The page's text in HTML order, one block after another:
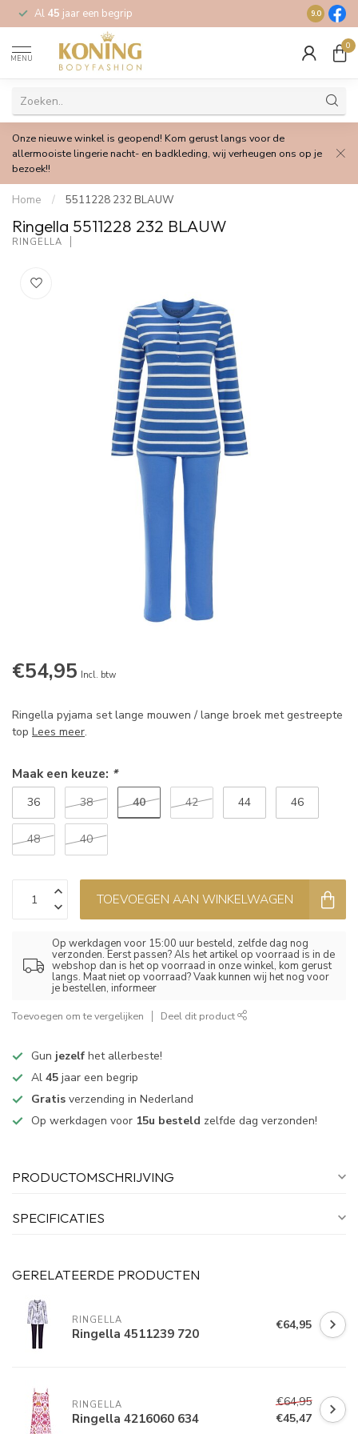
Al 45 jaar een begrip Gratis
9.0
MENU
0
Onze nieuwe winkel is geopend! Kom gerust langs voor de
allermooiste lingerie nacht- en badkleding, wij verheugen ons op je
bezoek!!
Home / 5511228 232 BLAUW
Ringella 5511228 232 BLAUW
RINGELLA
€54,95 Incl. btw
Ringella pyjama set lange mouwen / lange broek met gestreepte
top Lees meer.
Maak een keuze: *
36 38 40 42 44 46
48 40
TOEVOEGEN AAN WINKELWAGEN
Op werkdagen voor 15:00 uur besteld, zelfde dag nog
verzonden. Eerst passen? Als het artikel op voorraad is in de
webshop dan is het op voorraad in onze winkel, kom gerust
langs. Maat niet op voorraad? Vaak kunnen wij het nog voor
je bestellen, informeer
Toevoegen om te vergelijken Deel dit product
Gun jezelf het allerbeste!
Al 45 jaar een begrip
Gratis verzending in Nederland
Op werkdagen voor 15u besteld zelfde dag verzonden!
PRODUCTOMSCHRIJVING
SPECIFICATIES
GERELATEERDE PRODUCTEN
RINGELLA
Ringella 4511239 720 €64,95
RINGELLA
Ringella 4216060 634
€64,95
€45,47